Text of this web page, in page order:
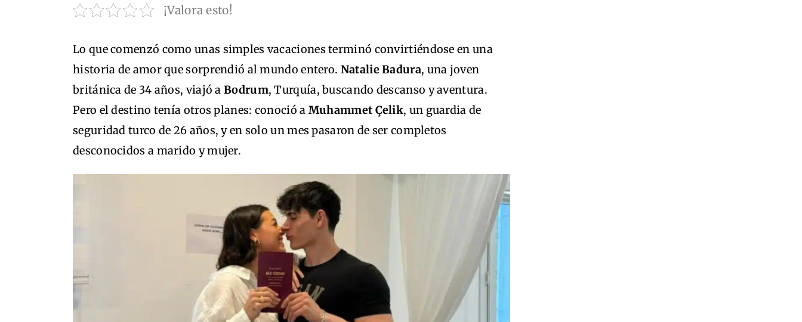
¡Valora esto!
Lo que comenzó como unas simples vacaciones terminó convirtiéndose en una
historia de amor que sorprendió al mundo entero. Natalie Badura, una joven
británica de 34 años, viajó aBodrum, Turquía, buscando descanso y aventura.
Pero el destino tenía otros planes: conoció a Muhammet Çelik, un guardia de
seguridad turco de 26 años, y en solo un mes pasaron de ser completos
desconocidos a marido y mujer.